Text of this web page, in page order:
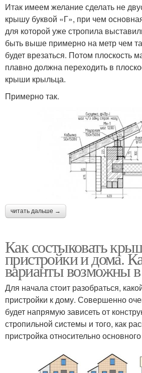
Итак имеем желание сделать не
крышу буквой «Г», при чем
для которой уже стропила
быть выше примерно на метр чем
будет врезаться. Потом плоскость
плавно должна переходить в
крыши крыльца.
Примерно так.
читать дальше →
Как состыковать
пристройки и дома.
варианты возможны
Для начала стоит разобраться,
пристройки к дому. Совершенно
будет напрямую зависеть от
стропильной системы и того, как
пристройка относительно